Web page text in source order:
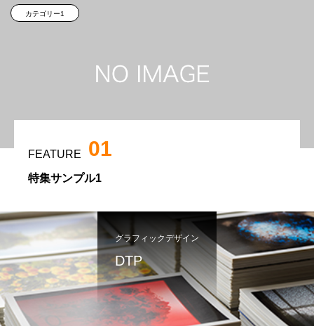
カテゴリー1
FEATURE 01
特集サンプル1
グラフィックデザイン
DTP